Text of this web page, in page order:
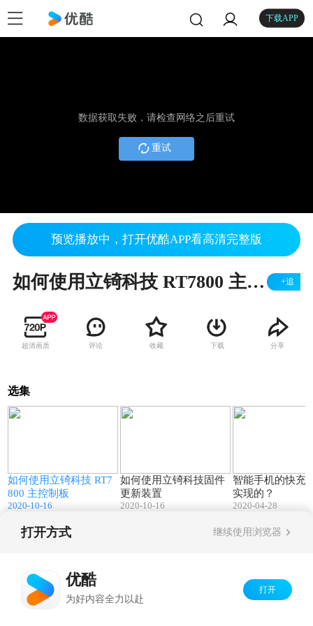
下载APP
数据获取失败，请检查网络之后重试
重试
预览播放中，打开优酷APP看高清完整版
如何使用立锜科技 RT7800 主控制板 +追
超清画质 评论 收藏 下载 分享
选集
如何使用立锜科技 RT7
800 主控制板
2020-10-16
如何使用立锜科技固件
更新装置
2020-10-16
智能手机的快充
实现的？
2020-04-28
打开方式 继续使用浏览器
优酷
为好内容全力以赴
打开